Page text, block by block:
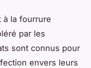
à la fourrure
par les
sont connus pour
envers leurs